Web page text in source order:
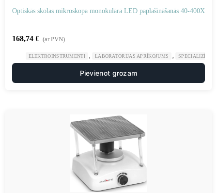
Optiskās skolas mikroskopa monokulārā LED paplašināšanās 40-400X
168,74 € (ar PVN)
ELEKTROINSTRUMENTI LABORATORIJAS APRĪKOJUMS
Pievienot grozam